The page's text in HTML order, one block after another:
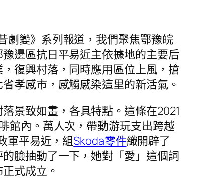
劇變》系列報道，我們聚焦鄂豫皖
邊區抗日平易近主依據地的主要后
復興村落，同時應用區位上風，搶
孝感市，感觸感染這里的新活氣。
落景致如畫，各具特點。這條在2021
館內。萬人次，帶動游玩支出跨越
軍平易近，組Skoda零件織開辟了
臉抽動了一下，她對「愛」這個詞
式成立。